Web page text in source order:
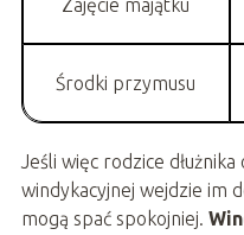
Zajęcie majątku
Środki przymusu
Jeśli więc rodzice
windykacyjnej wejdzie im
mogą spać spokojniej.